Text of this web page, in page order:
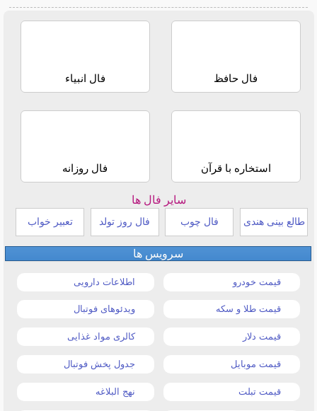
فال حافظ فال انبیاء
استخاره با قرآن فال روزانه
سایر فال ها
طالع بینی هندی فال چوب فال روز تولد تعبیر خواب
سرویس ها
قیمت خودرو اطلاعات دارویی
قیمت طلا و سکه ویدئوهای فوتبال
قیمت دلار کالری مواد غذایی
قیمت موبایل جدول پخش فوتبال
قیمت تبلت نهج البلاغه